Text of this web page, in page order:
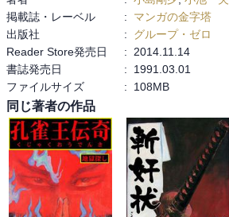
掲載誌・レーベル
:
マンガの金字塔
出版社
:
グループ・ゼロ
Reader Store発売日
:
2014.11.14
書誌発売日
:
1991.03.01
ファイルサイズ
: 108MB
同じ著者の作品